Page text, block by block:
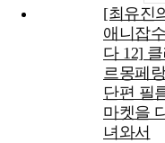
[최유진
애니잡수
다 12]
르몽페랑
단편 필
마켓을
녀와서